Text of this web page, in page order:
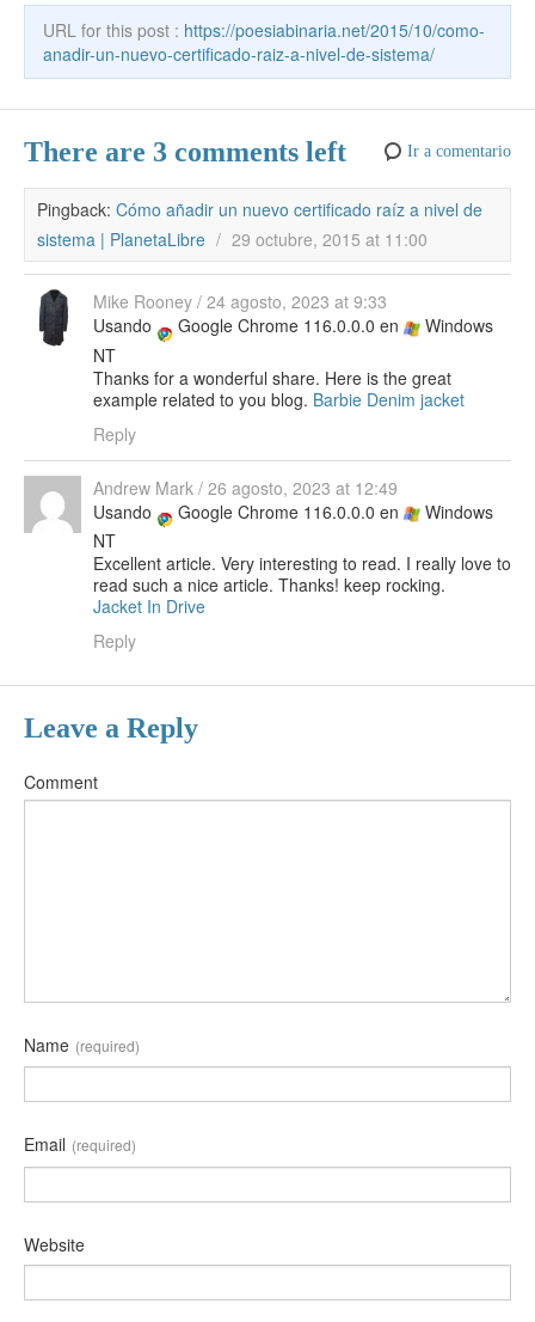
k e
URL for this post : https://poesiabinaria.net/2015/10/como-
anadir-un-nuevo-certificado-raiz-a-nivel-de-sistema/
There are 3 comments left Ir a comentario
Pingback: Cómo añadir un nuevo certificado raíz a nivel de
sistema | PlanetaLibre / 29 octubre, 2015 at 11:00
Mike Rooney / 24 agosto, 2023 at 9:33
Usando
Google Chrome 116.0.0.0 en
Windows
NT
Thanks for a wonderful share. Here is the great
example related to you blog. Barbie Denim jacket
Reply
Andrew Mark / 26 agosto, 2023 at 12:49
Usando
Google Chrome 116.0.0.0 en
Windows
NT
Excellent article. Very interesting to read. I really love to
read such a nice article. Thanks! keep rocking.
Jacket In Drive
Reply
Leave a Reply
Comment
Name (required)
Email (required)
Website